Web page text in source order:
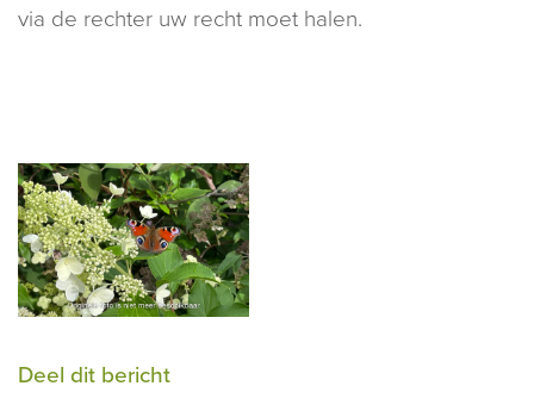
via de rechter uw recht moet halen.
Deel dit bericht